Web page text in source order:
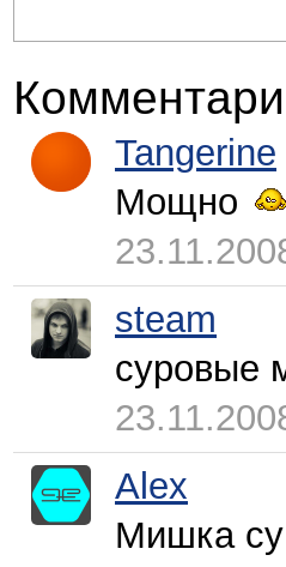
Tangerine
Мощно
steam
суровые
Alex
Мишка